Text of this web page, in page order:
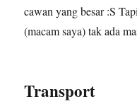
cawan yang besar :S
(macam saya) tak ada
Transport